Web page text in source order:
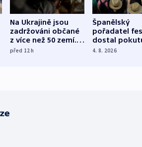
Na Ukrajině jsou
zadržováni občané
z více než 50 zemí.
Bojovali na straně
před 12h
Španělský
pořadatel
dostal
nekalé
4. 8. 2026